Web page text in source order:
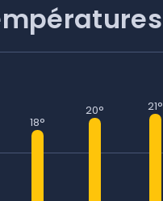
18°
20° 21°